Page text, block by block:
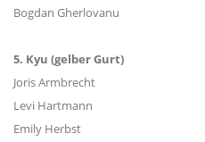
Bogdan Gherlovanu
5. Kyu (gelber Gurt)
Joris Armbrecht
Levi Hartmann
Emily Herbst